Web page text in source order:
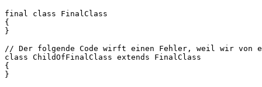
final class FinalClass
{
}
// Der folgende Code wirft einen Fehler, weil wir von
class ChildOfFinalClass extends FinalClass
{